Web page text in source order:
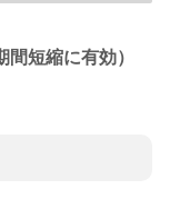
短縮に有効）